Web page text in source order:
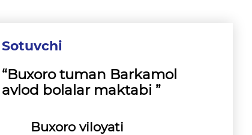
Sotuvchi
“Buxoro tuman Barkamol
avlod bolalar maktabi ”
Buxoro viloyati